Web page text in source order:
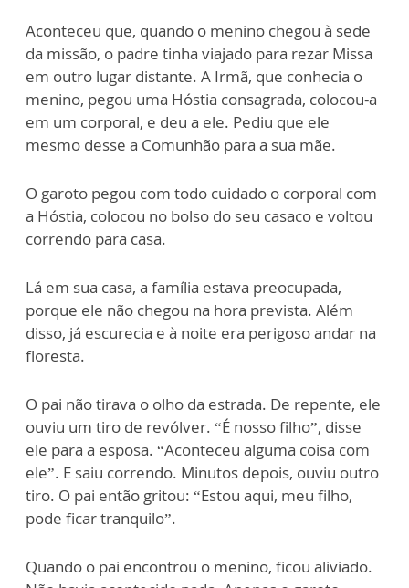
Aconteceu que, quando o menino chegou à sede
da missão, o padre tinha viajado para rezar Missa
em outro lugar distante. A Irmã, que conhecia o
menino, pegou uma Hóstia consagrada, colocou-a
em um corporal, e deu a ele. Pediu que ele
mesmo desse a Comunhão para a sua mãe.
O garoto pegou com todo cuidado o corporal com
a Hóstia, colocou no bolso do seu casaco e voltou
correndo para casa.
Lá em sua casa, a família estava preocupada,
porque ele não chegou na hora prevista. Além
disso, já escurecia e à noite era perigoso andar na
floresta.
O pai não tirava o olho da estrada. De repente, ele
ouviu um tiro de revólver. “É nosso filho”, disse
ele para a esposa. “Aconteceu alguma coisa com
ele”. E saiu correndo. Minutos depois, ouviu outro
tiro. O pai então gritou: “Estou aqui, meu filho,
pode ficar tranquilo”.
Quando o pai encontrou o menino, ficou aliviado.